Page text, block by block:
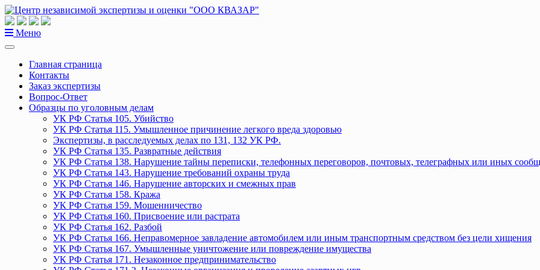
Перейти
к
содержанию
Меню
Главная страница
Контакты
Заказ экспертизы
Вопрос-Ответ
Образцы по уголовным делам
УК РФ Статья 105. Убийство
УК РФ Статья 115. Умышленное причинение легкого вреда здоровью
Экспертизы, в расследуемых делах по 131, 132 УК РФ.
УК РФ Статья 135. Развратные действия
УК РФ Статья 138. Нарушение тайны переписки, телефонных переговоров, почтовых, телеграфных или иных
УК РФ Статья 143. Нарушение требований охраны труда
УК РФ Статья 146. Нарушение авторских и смежных прав
УК РФ Статья 158. Кража
УК РФ Статья 159. Мошенничество
УК РФ Статья 160. Присвоение или растрата
УК РФ Статья 162. Разбой
УК РФ Статья 166. Неправомерное завладение автомобилем или иным транспортным средством без цели хищения
УК РФ Статья 167. Умышленные уничтожение или повреждение имущества
УК РФ Статья 171. Незаконное предпринимательство